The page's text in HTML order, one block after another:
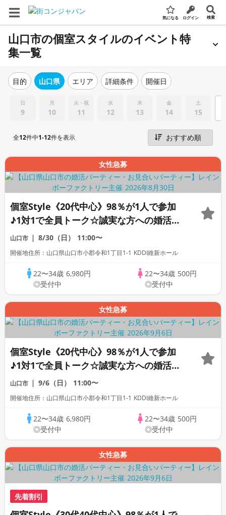
気になる ログイン 検索
山口市の個室スタイルのイベント特
集一覧
目的 山口県 エリア 詳細条件 開催日
日
9
月
10
火・祝
11
水
12
木
13
金
14
土
15
全12件中1-12件を表示
女性急募
個室Style《20代中心》98％が1人で参加
♪1対1で全員トーク☆誠実な方への婚活パ
ーティー
山口市 8/30（日） 11:00〜
開催地住所：山口県山口市小郡令和1丁目1-1 KDDI維新ホール
22〜34歳 6,980円
◎受付中
22〜34歳 500円
◎受付中
女性急募
個室Style《20代中心》98％が1人で参加
♪1対1で全員トーク☆誠実な方への婚活パ
ーティー
山口市 9/6（日） 11:00〜
開催地住所：山口県山口市小郡令和1丁目1-1 KDDI維新ホール
22〜34歳 6,980円
◎受付中
22〜34歳 500円
◎受付中
女性急募
先着割引